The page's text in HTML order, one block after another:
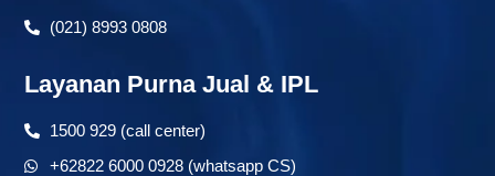
(021) 8993 0808
Layanan Purna Jual & IPL
1500 929 (call center)
+62822 6000 0928 (whatsapp CS)